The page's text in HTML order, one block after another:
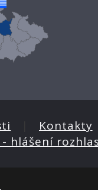
Kontakty
- hlášení